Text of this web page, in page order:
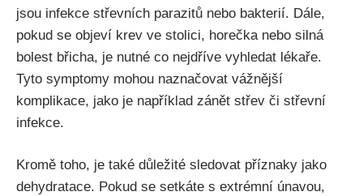
jsou infekce střevních parazitů nebo bakterií. Dále,
pokud se ​objeví krev ve stolici, horečka nebo ​silná
bolest břicha, je nutné co ⁣nejdříve vyhledat lékaře.
Tyto symptomy mohou naznačovat vážnější
komplikace, jako ​je například zánět ⁤střev či střevní
infekce.
Kromě toho, je také důležité sledovat​ příznaky jako
dehydratace. Pokud se setkáte s extrémní únavou,